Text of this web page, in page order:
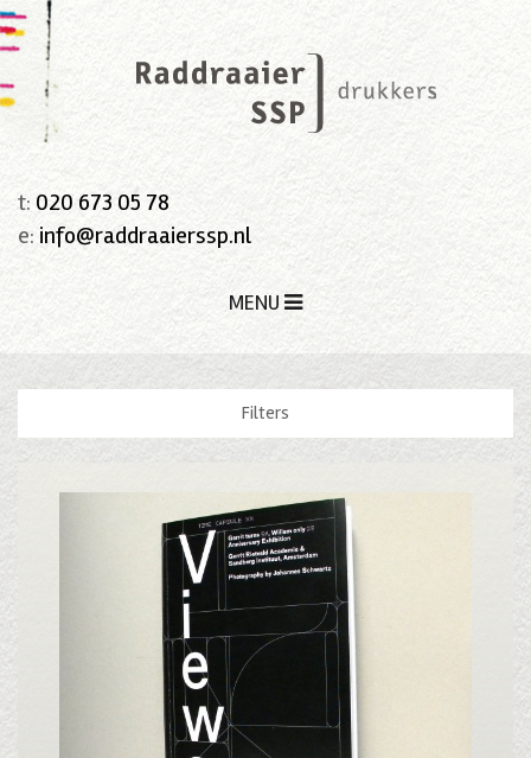
t: 020 673 05 78
e: info@raddraaierssp.nl
MENU
Filters